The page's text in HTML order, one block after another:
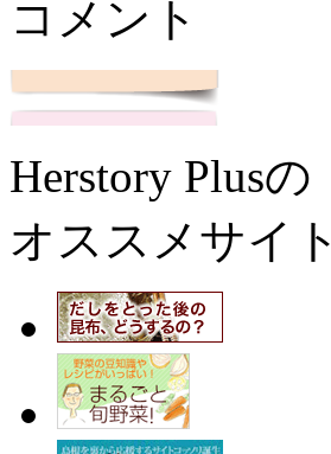
コメント
Herstory Plusの
オススメサイト